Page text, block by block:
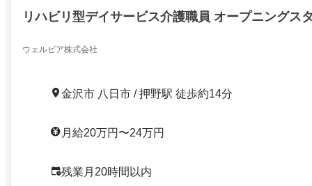
リハビリ型デイサービス介護職員 オープニングス
ウェルビア株式会社
金沢市 八日市 / 押野駅 徒歩約14分
月給20万円〜24万円
残業月20時間以内